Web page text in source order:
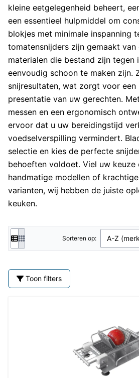
kleine eetgelegenheid beheert,
een essentieel hulpmiddel om
blokjes met minimale inspanning
tomatensnijders zijn gemaakt van
materialen die bestand zijn tegen
eenvoudig schoon te maken zijn.
snijresultaten, wat zorgt voor een
presentatie van uw gerechten.
messen en een ergonomisch
ervoor dat u uw bereidingstijd
voedselverspilling vermindert.
selectie en kies de perfecte
behoeften voldoet. Viel uw
handmatige modellen of
varianten, wij hebben de juiste
keuken.
Sorteren op:
Toon filters